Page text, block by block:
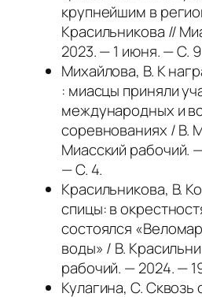
крупнейшим в
Красильникова //
2023. — 1 июня. — С.
Михайлова, В. К
: миасцы приняли
международных и
соревнованиях / В.
Миасский рабочий.
— С. 4.
Красильникова, В.
спицы: в
состоялся
воды» / В.
рабочий. — 2024. —
Кулагина, С. Сквозь